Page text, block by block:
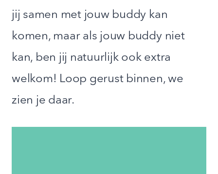
jij samen met jouw buddy kan
komen, maar als jouw buddy niet
kan, ben jij natuurlijk ook extra
welkom! Loop gerust binnen, we
zien je daar.